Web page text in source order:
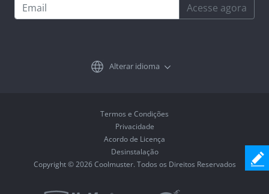
Acesse agora
Alterar idioma
Termos e Condições
Privacidade
Acordo de Licença
Desinstalação
Copyright © 2026 Coolmuster. Todos os Direitos Reservados